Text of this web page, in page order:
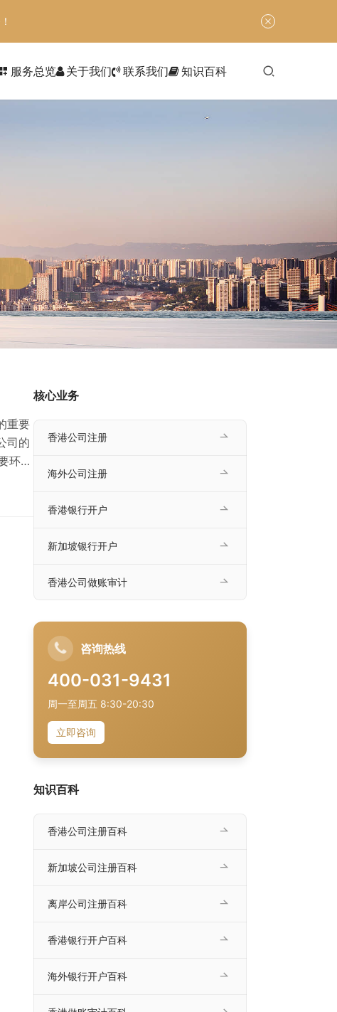
服务总览 关于我们 联系我们 知识百科
重要
司的
环
询
核心业务
香港公司注册
海外公司注册
香港银行开户
新加坡银行开户
香港公司做账审计
咨询热线
400-031-9431
周一至周五 8:30-20:30
立即咨询
知识百科
香港公司注册百科
新加坡公司注册百科
离岸公司注册百科
香港银行开户百科
海外银行开户百科